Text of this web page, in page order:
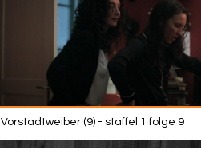
Vorstadtweiber (9) - staffel 1 folge 9